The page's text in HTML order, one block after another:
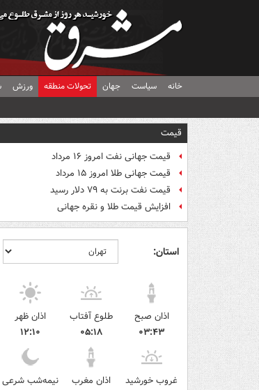
خانه سیاست جهان تحولات منطقه ورزش
قیمت
قیمت جهانی نفت امروز ۱۶ مرداد
قیمت جهانی طلا امروز ۱۵ مرداد
قیمت نفت برنت به ۷۹ دلار رسید
افزایش قیمت طلا و نقره جهانی
استان:
اذان صبح
۰۳:۴۳
طلوع آفتاب
۰۵:۱۸
اذان ظهر
۱۲:۱۰
غروب خورشید
اذان مغرب
نیمه‌شب شرعی